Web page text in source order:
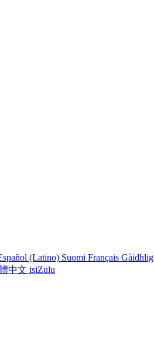
(Latino) Suomi Français Gàidhlig
中文 isiZulu